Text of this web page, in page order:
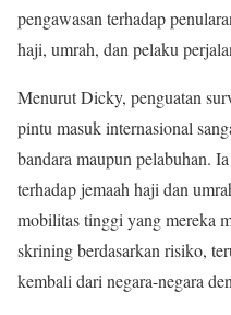
pengawasan terhadap
haji, umrah, dan pelaku
Menurut Dicky, penguatan
pintu masuk internasional
bandara maupun pelabuhan.
terhadap jemaah haji dan
mobilitas tinggi yang mereka
skrining berdasarkan risiko,
kembali dari negara-negara